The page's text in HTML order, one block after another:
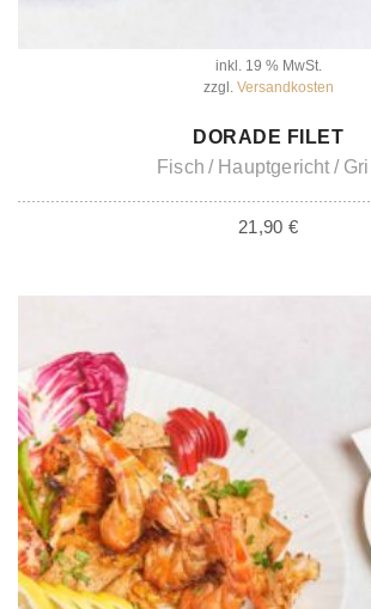
inkl. 19 % MwSt.
zzgl. Versandkosten
IN DEN WARENKORB
DORADE FILET
Fisch
Hauptgericht Grill
21,90 €